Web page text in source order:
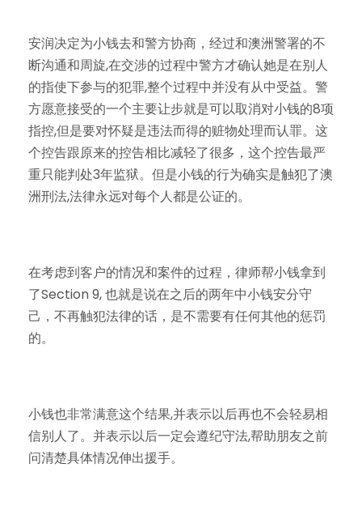
安润决定为小钱去和警方协商，经过和澳洲警署的不
断沟通和周旋,在交涉的过程中警方才确认她是在别人
的指使下参与的犯罪,整个过程中并没有从中受益。警
方愿意接受的一个主要让步就是可以取消对小钱的8项
指控,但是要对怀疑是违法而得的赃物处理而认罪。这
个控告跟原来的控告相比减轻了很多，这个控告最严
重只能判处3年监狱。但是小钱的行为确实是触犯了澳
洲刑法,法律永远对每个人都是公证的。
在考虑到客户的情况和案件的过程，律师帮小钱拿到
了Section 9, 也就是说在之后的两年中小钱安分守
己，不再触犯法律的话，是不需要有任何其他的惩罚
的。
小钱也非常满意这个结果,并表示以后再也不会轻易相
信别人了。并表示以后一定会遵纪守法,帮助朋友之前
问清楚具体情况伸出援手。